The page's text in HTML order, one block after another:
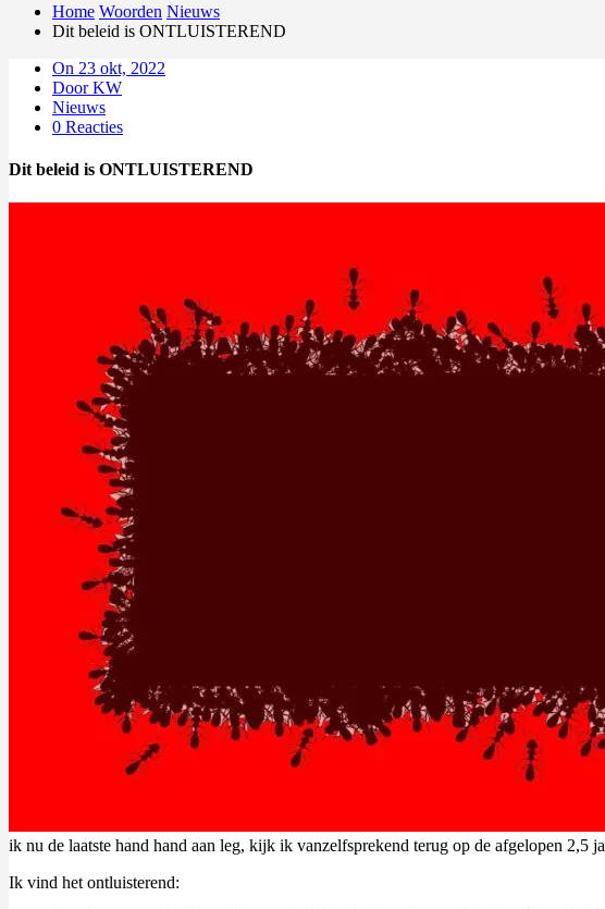
Home Woorden Nieuws
Dit beleid is ONTLUISTEREND
On 23 okt, 2022
Door KW
Nieuws
0 Reacties
Dit beleid is ONTLUISTEREND
ik nu de laatste hand hand aan leg, kijk ik vanzelfsprekend terug op de afgelopen 2,5
Ik vind het ontluisterend: